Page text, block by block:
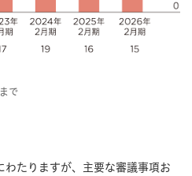
で
たりますが、主要な審議事項お